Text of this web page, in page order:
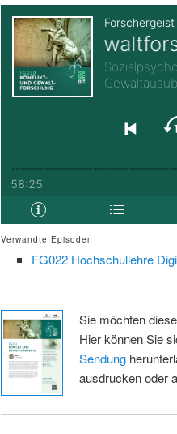
e
n
n
g
Verwandte Episoden
FG022 Hochschullehre
Sie möchten
Hier können Sie
Sendung
ausdrucken oder